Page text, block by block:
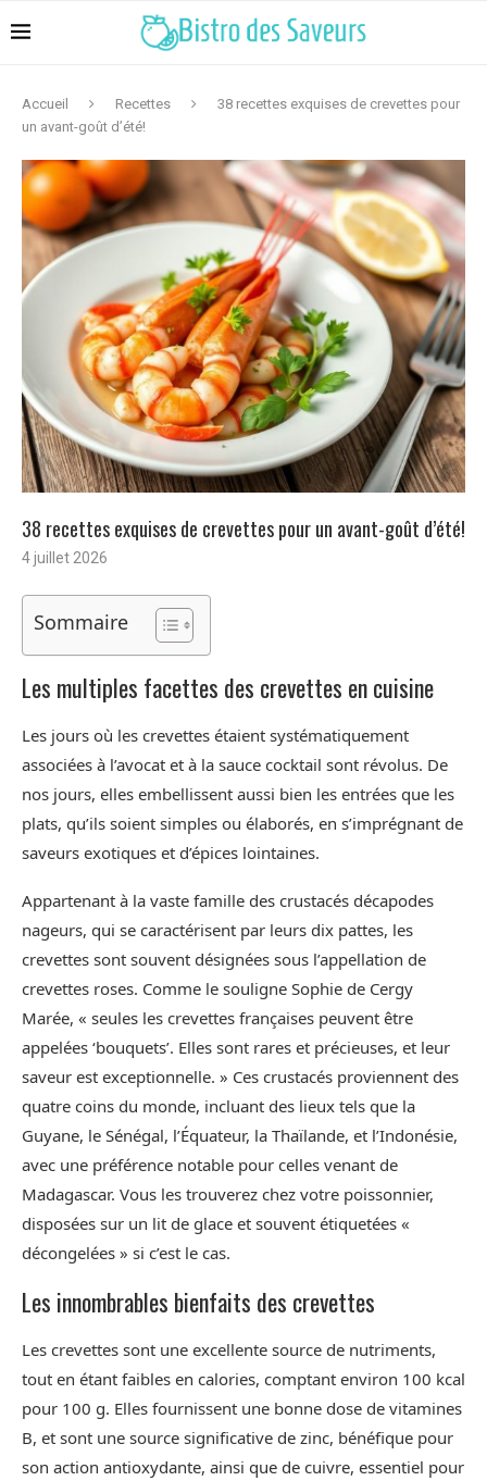
Accueil Recettes
38 recettes exquises de crevettes pour
un avant-goût d’été!
38 recettes exquises de crevettes pour un avant-goût d’été!
4 juillet 2026
Sommaire
Les multiples facettes des crevettes en cuisine
Les jours où les crevettes étaient systématiquement
associées à l’avocat et à la sauce cocktail sont révolus. De
nos jours, elles embellissent aussi bien les entrées que les
plats, qu’ils soient simples ou élaborés, en s’imprégnant de
saveurs exotiques et d’épices lointaines.
Appartenant à la vaste famille des crustacés décapodes
nageurs, qui se caractérisent par leurs dix pattes, les
crevettes sont souvent désignées sous l’appellation de
crevettes roses. Comme le souligne Sophie de Cergy
Marée, « seules les crevettes françaises peuvent être
appelées ‘bouquets’. Elles sont rares et précieuses, et leur
saveur est exceptionnelle. » Ces crustacés proviennent des
quatre coins du monde, incluant des lieux tels que la
Guyane, le Sénégal, l’Équateur, la Thaïlande, et l’Indonésie,
avec une préférence notable pour celles venant de
Madagascar. Vous les trouverez chez votre poissonnier,
disposées sur un lit de glace et souvent étiquetées «
décongelées » si c’est le cas.
Les innombrables bienfaits des crevettes
Les crevettes sont une excellente source de nutriments,
tout en étant faibles en calories, comptant environ 100 kcal
pour 100 g. Elles fournissent une bonne dose de vitamines
B, et sont une source significative de zinc, bénéfique pour
son action antioxydante, ainsi que de cuivre, essentiel pour